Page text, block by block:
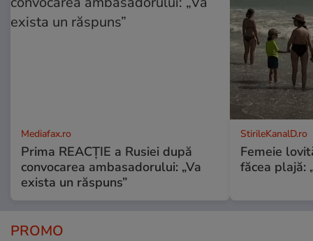
Mediafax.ro
Prima REACȚIE a Rusiei după
convocarea ambasadorului: „Va
exista un răspuns”
StirileKanalD.ro
Femeie
făcea plajă:
PROMO